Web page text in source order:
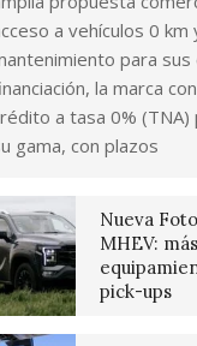
a vehículos 0
para
la marca
a tasa 0%
gama, con plazos
Nueva
MHEV:
pick-ups